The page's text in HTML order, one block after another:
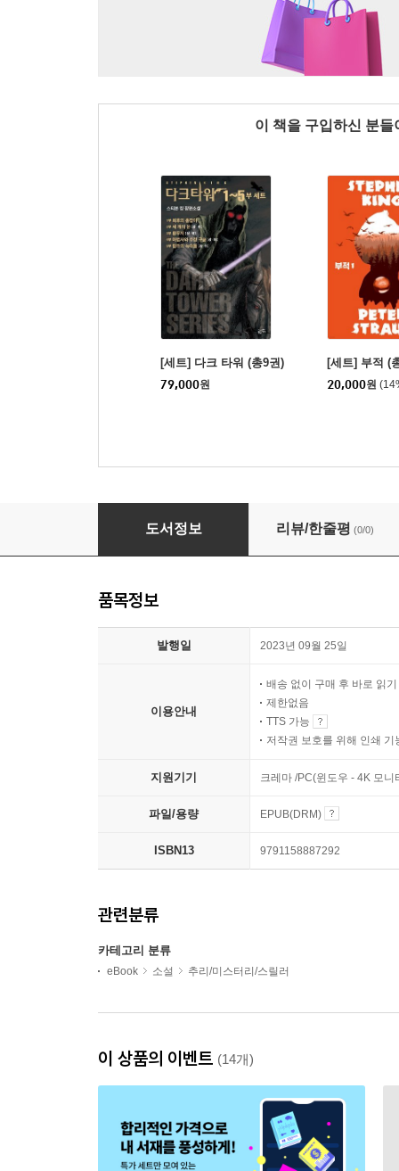
이 책을 구입하신 분
[세트] 다크 타워 (총9권)
79,000원
[세트] 부적 (
20,000원
[세트] 인스티튜트 (총2권)
도서정보 리뷰/한줄평 (0/0)
품목정보
발행일 2023년 09월 25일
이용안내
배송 없이 구매 후 바로 읽기
제한없음
TTS 가능
저작권 보호를 위해 인쇄 기
지원기기 크레마 /PC(윈도우 - 4K 모
파일/용량 EPUB(DRM)
ISBN13 9791158887292
관련분류
카테고리 분류
eBook 소설 추리/미스터리/스릴러
이 상품의 이벤트 (14개)